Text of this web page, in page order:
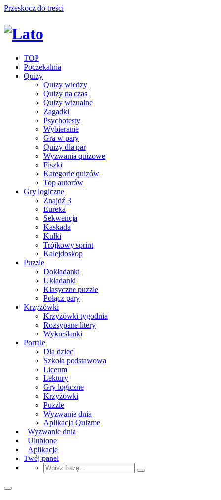
Przeskocz do treści
TOP
Poczekalnia
Quizy
Quizy wiedzy
Quizy na czas
Quizy wizualne
Zagadki
Psychotesty
Wybieranie
Gra w pary
Quizy dla par
Wyzwania quizowe
Fiszki
Kategorie quizów
Top autorów
Gry logiczne
Znajdź 3
Eureka
Sekwencja
Kaskada
Kulki
Trójkowy sprint
Kalejdoskop
Puzzle
Dokładanki
Układanki
Klasyczne puzzle
Połącz pary
Krzyżówki
Krzyżówki tygodnia
Rozsypane litery
Wykreślanki
Portale
Dla dzieci
Szkoła podstawowa
Liceum
Lektury
Gry logiczne
Krzyżówki
Puzzle
Wyzwanie dnia
Aplikacja Quizme
Wyzwanie dnia
Ulubione
Aplikacje
Twój panel